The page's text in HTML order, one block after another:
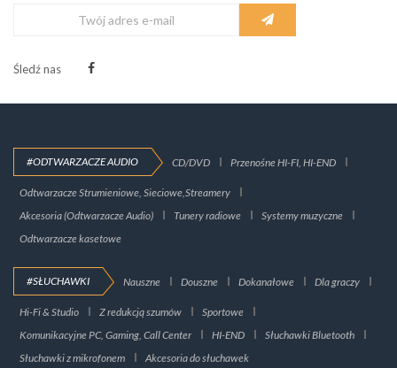
Śledź nas
#ODTWARZACZE AUDIO CD/DVD Przenośne HI-FI, HI-END
Odtwarzacze Strumieniowe, Sieciowe,Streamery
Akcesoria (Odtwarzacze Audio)
Tunery radiowe
Systemy muzyczne
Odtwarzacze kasetowe
#SŁUCHAWKI Nauszne Douszne Dokanałowe Dla graczy
Hi-Fi & Studio Z redukcją szumów
Sportowe
Komunikacyjne PC, Gaming, Call Center
HI-END
Słuchawki Bluetooth
Słuchawki z mikrofonem
Akcesoria do słuchawek